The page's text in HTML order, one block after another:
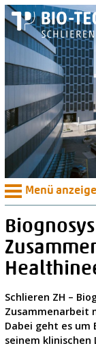
Menü
Schlieren ZH –
Zusammenarbeit
Dabei geht es um
seinem klinischen